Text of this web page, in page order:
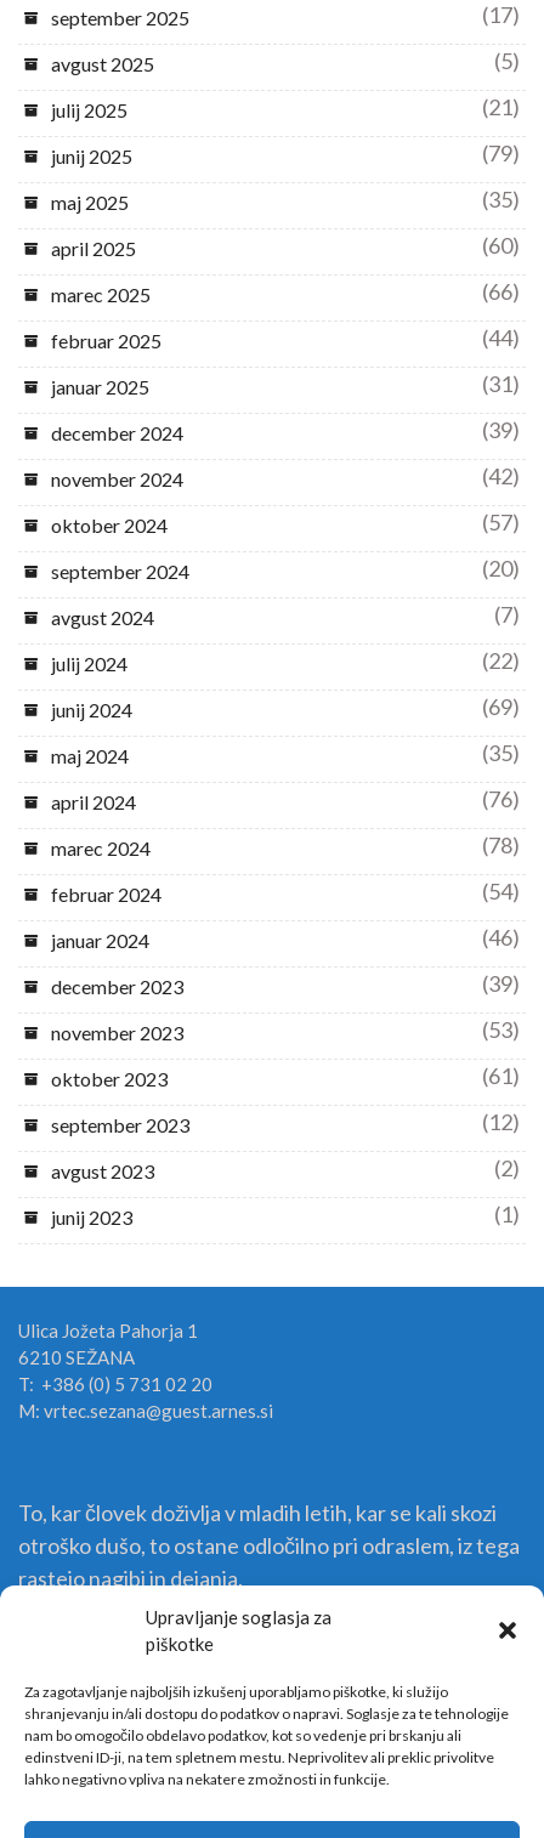
Upravljanje soglasja za
piškotke
Za zagotavljanje najboljših izkušenj uporabljamo piškotke, ki služijo
shranjevanju in/ali dostopu do podatkov o napravi. Soglasje za te tehnologije
nam bo omogočilo obdelavo podatkov, kot so vedenje pri brskanju ali
edinstveni ID-ji, na tem spletnem mestu. Neprivolitev ali preklic privolitve
lahko negativno vpliva na nekatere zmožnosti in funkcije.
september 2025 (17)
avgust 2025 (5)
julij 2025 (21)
junij 2025 (79)
maj 2025 (35)
april 2025 (60)
marec 2025 (66)
februar 2025 (44)
januar 2025 (31)
december 2024 (39)
november 2024 (42)
oktober 2024 (57)
september 2024 (20)
avgust 2024 (7)
julij 2024 (22)
junij 2024 (69)
maj 2024 (35)
april 2024 (76)
marec 2024 (78)
februar 2024 (54)
januar 2024 (46)
december 2023 (39)
november 2023 (53)
oktober 2023 (61)
september 2023 (12)
avgust 2023 (2)
junij 2023 (1)
Ulica Jožeta Pahorja 1
6210 SEŽANA
T: +386 (0) 5 731 02 20
M: vrtec.sezana@guest.arnes.si
To, kar človek doživlja v mladih letih, kar se kali skozi
otroško dušo, to ostane odločilno pri odraslem, iz tega
rastejo nagibi in dejanja.